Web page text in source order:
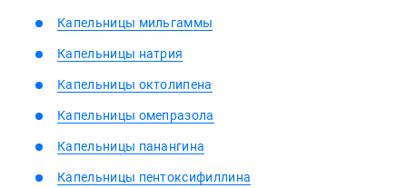
Капельницы мильгаммы
Капельницы натрия
Капельницы октолипена
Капельницы омепразола
Капельницы панангина
Капельницы пентоксифиллина